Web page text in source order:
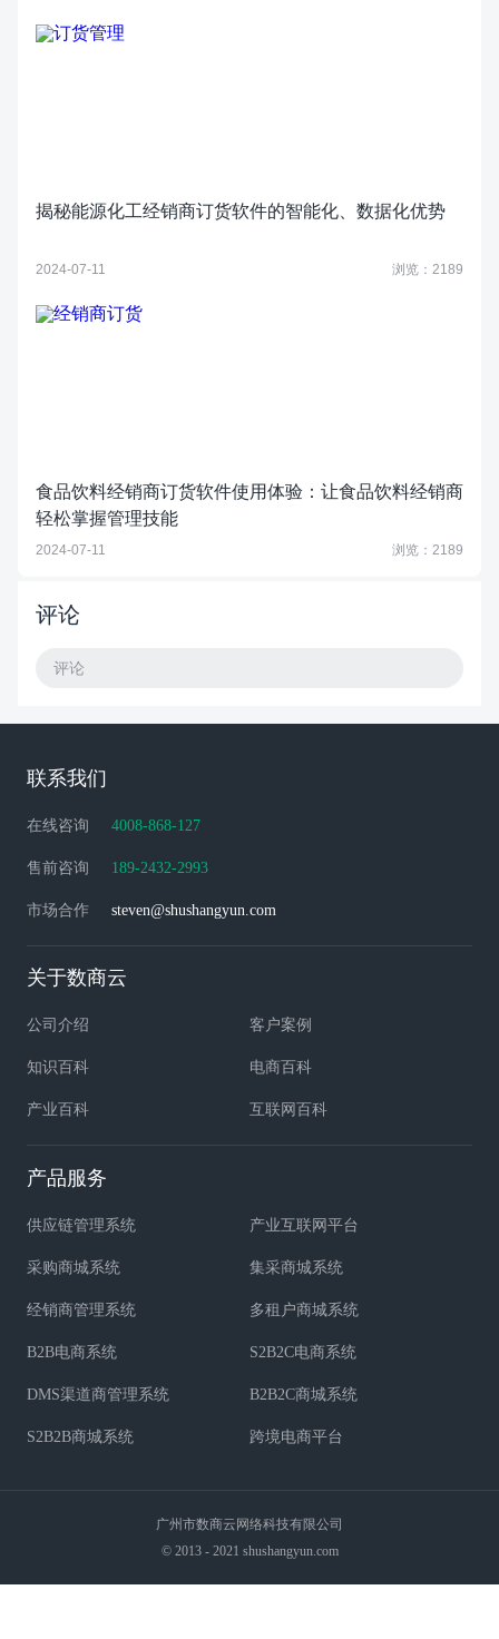
揭秘能源化工经销商订货软件的智能化、数据化优势
2024-07-11 浏览：2189
食品饮料经销商订货软件使用体验：让食品饮料经销商
轻松掌握管理技能
2024-07-11 浏览：2189
评论
评论
联系我们
在线咨询 4008-868-127
售前咨询 189-2432-2993
市场合作 steven@shushangyun.com
关于数商云
公司介绍 客户案例
知识百科 电商百科
产业百科 互联网百科
产品服务
供应链管理系统 产业互联网平台
采购商城系统 集采商城系统
经销商管理系统 多租户商城系统
B2B电商系统 S2B2C电商系统
DMS渠道商管理系统 B2B2C商城系统
S2B2B商城系统 跨境电商平台
广州市数商云网络科技有限公司
© 2013 - 2021 shushangyun.com